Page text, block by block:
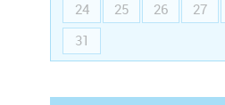
24
25 26 27
31